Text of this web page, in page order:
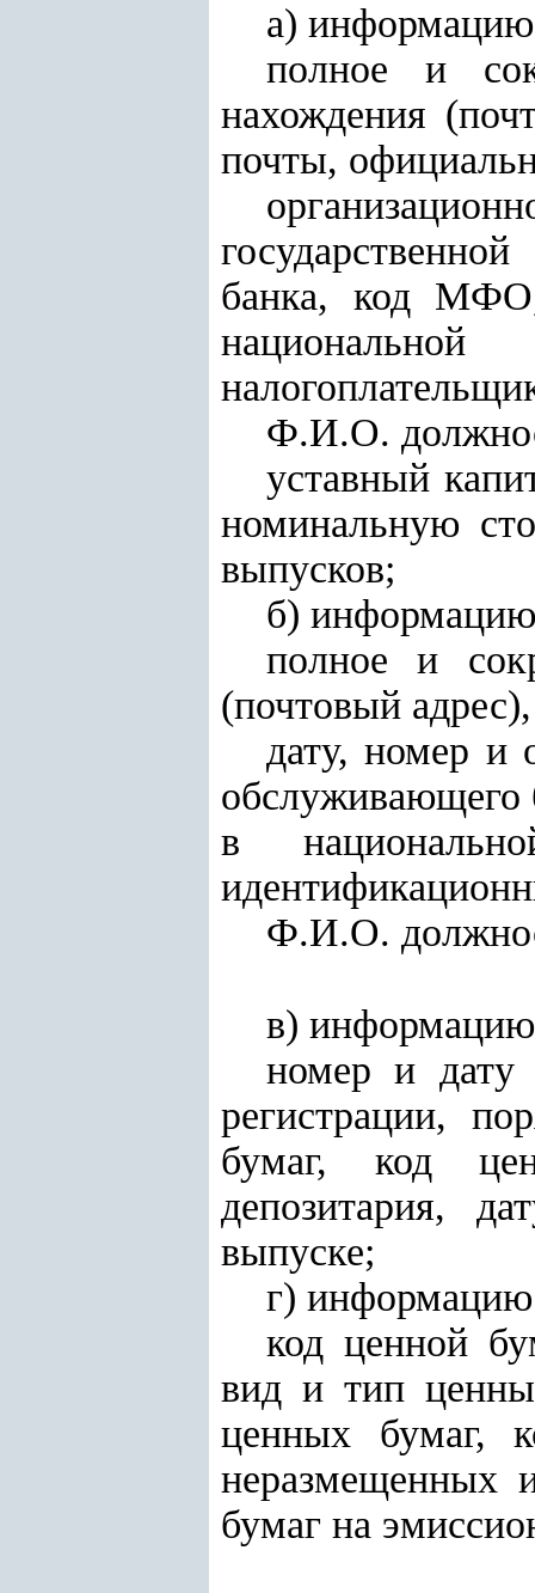
а)
полное и
нахождения
почты,
банка, код МФО,
Ф.И.О.
уставный
номинальную
выпусков;
б)
полное и
(почтовый
дату, номер и
обслуживающего
в
Ф.И.О.
в) информацию
номер и дату
регистрации,
бумаг, код
депозитария,
выпуске;
г) информацию
код ценной
вид и тип
ценных бумаг,
неразмещенных
бумаг на